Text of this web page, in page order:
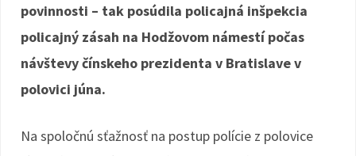
o e
povinnosti – tak posúdila policajná inšpekcia
policajný zásah na Hodžovom námestí počas
návštevy čínskeho prezidenta v Bratislave v
polovici júna.
Na spoločnú sťažnosť na postup polície z polovice